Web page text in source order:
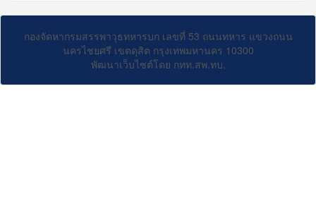
กองจัดหากรมสรรพาวุธทหารบก เลขที่ 53 ถนนทหาร แขวงถนน
นครไชยศรี เขตดุสิต กรุงเทพมหานคร 10300
พัฒนาเว็บไซต์โดย กทท.สพ.ทบ.